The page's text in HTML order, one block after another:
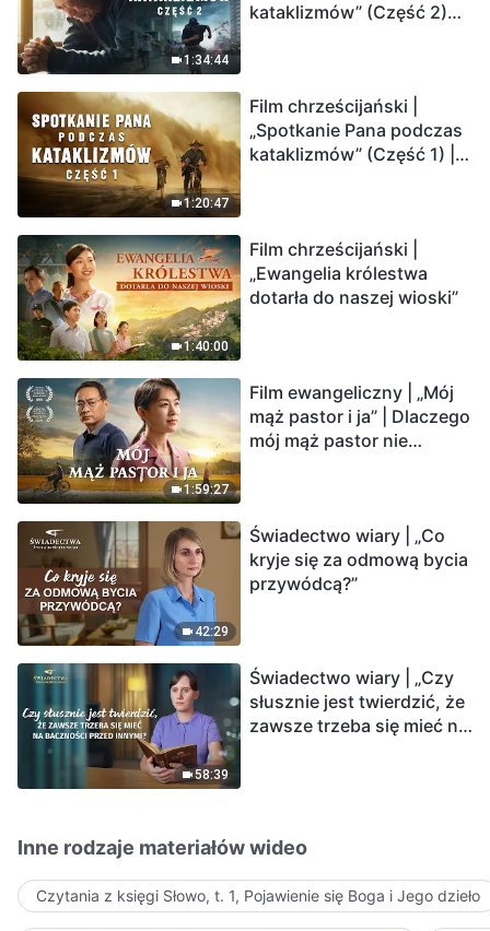
1:34:44
kataklizmów” (Część 2)
Ludzkość weszła w
odliczanie. Czy znalazłeś
już drogę ocalenia?
1:20:47
Film chrześcijański |
„Spotkanie Pana podczas
kataklizmów” (Część 1) |
1:40:00
Film chrześcijański |
„Ewangelia królestwa
dotarła do naszej wioski”
1:59:27
Film ewangeliczny | „Mój
mąż pastor i ja” | Dlaczego
mój mąż pastor nie
42:29
Świadectwo wiary | „Co
kryje się za odmową bycia
przywódcą?”
58:39
Świadectwo wiary | „Czy
słusznie jest twierdzić, że
zawsze trzeba się mieć na
Inne rodzaje materiałów wideo
Czytania z księgi Słowo, t. 1, Pojawienie się Boga i Jego dzieło